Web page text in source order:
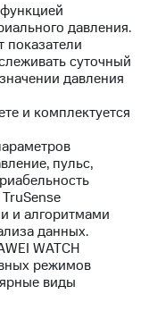
давления.
показатели
суточный
давления
и комплектуется
пульс,
и алгоритмами
данных.
WATCH
режимов
виды